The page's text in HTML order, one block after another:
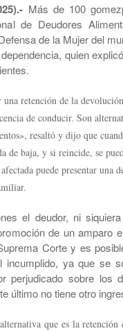
Más de 100
de Deudores
de la Mujer del
quien
retención de la
de conducir. Son
resaltó y dijo que
de baja, y si reincide, se
puede presentar una
el deudor, ni
de un amparo
Corte y es
ya que se
perjudicado sobre los
último no tiene otro
que es la